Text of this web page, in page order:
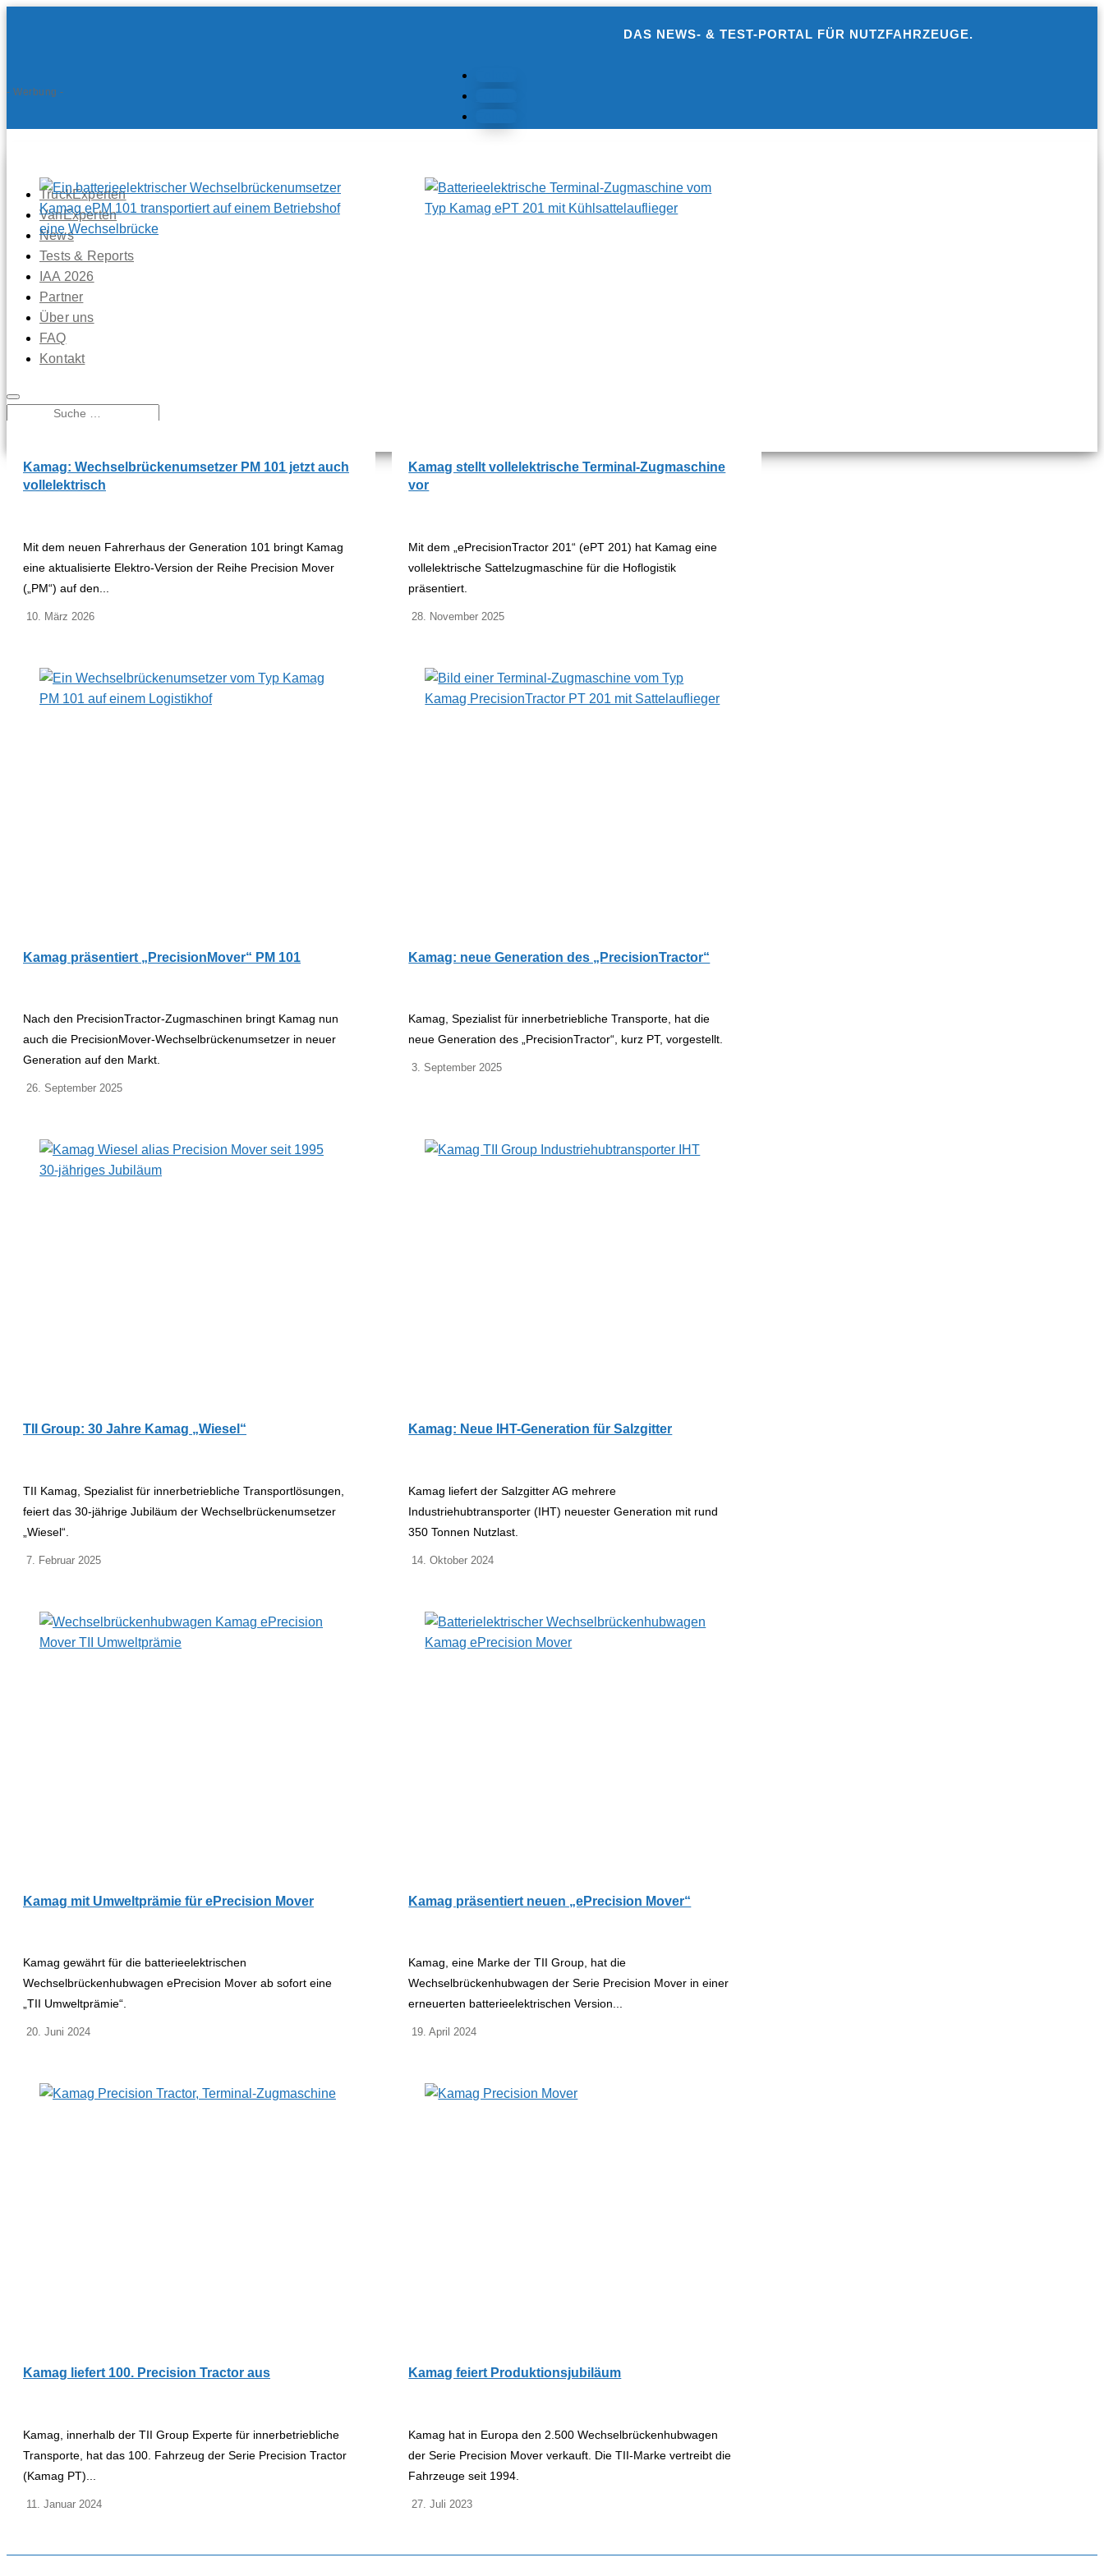
DAS NEWS- & TEST-PORTAL FÜR NUTZFAHRZEUGE.
TruckExperten
VanExperten
News
Tests & Reports
IAA 2026
Partner
Über uns
FAQ
Kontakt
- Werbung -
Kamag: Wechselbrückenumsetzer PM 101 jetzt auch
vollelektrisch
Mit dem neuen Fahrerhaus der Generation 101 bringt Kamag
eine aktualisierte Elektro-Version der Reihe Precision Mover
(„PM“) auf den...
10. März 2026
Kamag stellt vollelektrische Terminal-Zugmaschine
vor
Mit dem „ePrecisionTractor 201“ (ePT 201) hat Kamag eine
vollelektrische Sattelzugmaschine für die Hoflogistik
präsentiert.
28. November 2025
Kamag präsentiert „PrecisionMover“ PM 101
Nach den PrecisionTractor-Zugmaschinen bringt Kamag nun
auch die PrecisionMover-Wechselbrückenumsetzer in neuer
Generation auf den Markt.
26. September 2025
Kamag: neue Generation des „PrecisionTractor“
Kamag, Spezialist für innerbetriebliche Transporte, hat die
neue Generation des „PrecisionTractor“, kurz PT, vorgestellt.
3. September 2025
TII Group: 30 Jahre Kamag „Wiesel“
TII Kamag, Spezialist für innerbetriebliche Transportlösungen,
feiert das 30-jährige Jubiläum der Wechselbrückenumsetzer
„Wiesel“.
7. Februar 2025
Kamag: Neue IHT-Generation für Salzgitter
Kamag liefert der Salzgitter AG mehrere
Industriehubtransporter (IHT) neuester Generation mit rund
350 Tonnen Nutzlast.
14. Oktober 2024
Kamag mit Umweltprämie für ePrecision Mover
Kamag gewährt für die batterieelektrischen
Wechselbrückenhubwagen ePrecision Mover ab sofort eine
„TII Umweltprämie“.
20. Juni 2024
Kamag präsentiert neuen „ePrecision Mover“
Kamag, eine Marke der TII Group, hat die
Wechselbrückenhubwagen der Serie Precision Mover in einer
erneuerten batterieelektrischen Version...
19. April 2024
Kamag liefert 100. Precision Tractor aus
Kamag, innerhalb der TII Group Experte für innerbetriebliche
Transporte, hat das 100. Fahrzeug der Serie Precision Tractor
(Kamag PT)...
11. Januar 2024
Kamag feiert Produktionsjubiläum
Kamag hat in Europa den 2.500 Wechselbrückenhubwagen
der Serie Precision Mover verkauft. Die TII-Marke vertreibt die
Fahrzeuge seit 1994.
27. Juli 2023